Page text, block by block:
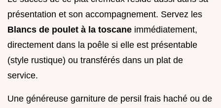
présentation et son accompagnement. Servez les
Blancs de poulet à la toscane immédiatement,
directement dans la poêle si elle est présentable
(style rustique) ou transférés dans un plat de
service.
Une généreuse garniture de persil frais haché ou de